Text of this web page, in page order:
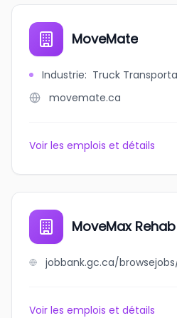
MoveMate
Industrie: Truck
movemate.ca
Voir les emplois et détails
MoveMax
Voir les emplois et détails